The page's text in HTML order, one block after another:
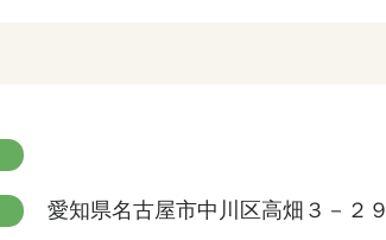
愛知県名古屋市中川区高畑３－２９